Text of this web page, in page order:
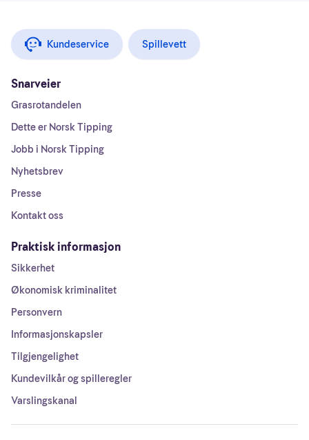
Kundeservice Spillevett
Snarveier
Grasrotandelen
Dette er Norsk Tipping
Jobb i Norsk Tipping
Nyhetsbrev
Presse
Kontakt oss
Praktisk informasjon
Sikkerhet
Økonomisk kriminalitet
Personvern
Informasjonskapsler
Tilgjengelighet
Kundevilkår og spilleregler
Varslingskanal